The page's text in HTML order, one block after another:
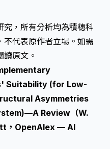
究，所有分析均為積穗科
不代表原作者立場。如需
原文。
Suitability (for Low-
Asymmetries
Review（W.
，OpenAlex — AI